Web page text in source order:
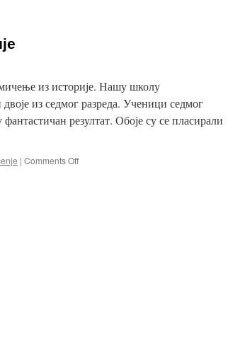
из историје. Нашу школу
из седмог разреда. Ученици седмог
резултат. Обоје су се пласирали
| Comments Offon